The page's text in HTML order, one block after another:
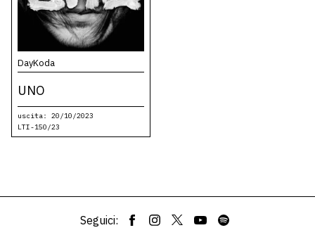
DayKoda
UNO
uscita: 20/10/2023
LTI-150/23
Seguici: